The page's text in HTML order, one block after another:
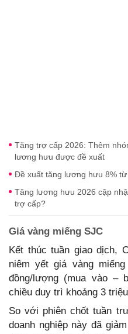
Tăng trợ cấp 2026: Thêm
lương hưu được đề xuất
Đề xuất tăng lương hưu 8%
Tăng lương hưu 2026 cập
trợ cấp?
Giá vàng miếng SJC
Kết thúc tuần giao dịch,
niêm yết giá vàng
đồng/lượng (mua vào –
chiều duy trì khoảng 3
So với phiên chốt tuần
doanh nghiệp này đã